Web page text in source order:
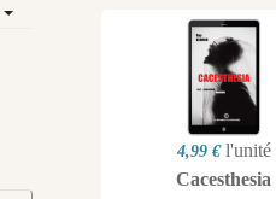
4,99 € l'unité
Cacesthesia